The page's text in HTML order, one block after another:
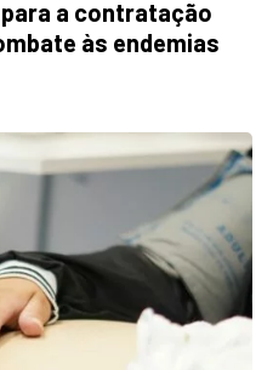
a contratação
às endemias